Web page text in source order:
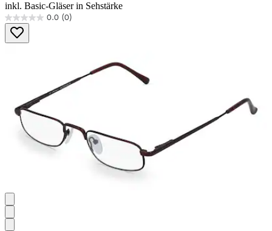
inkl. Basic-Gläser in Sehstärke
0.0 (0)
0.0
von
5